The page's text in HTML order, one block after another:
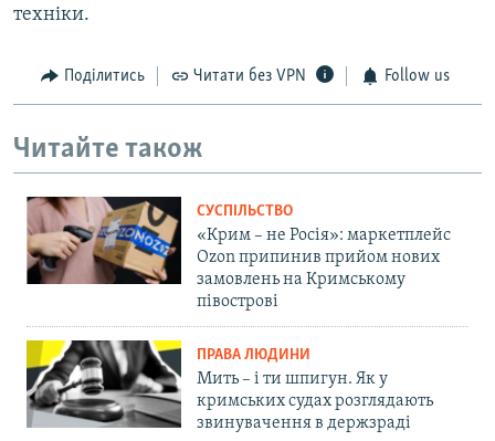
техніки.
Поділитись Читати без VPN Follow us
Читайте також
СУСПІЛЬСТВО
«Крим – не Росія»: маркетплейс
Ozon припинив прийом нових
замовлень на Кримському
півострові
ПРАВА ЛЮДИНИ
Мить – і ти шпигун. Як у
кримських судах розглядають
звинувачення в держзраді